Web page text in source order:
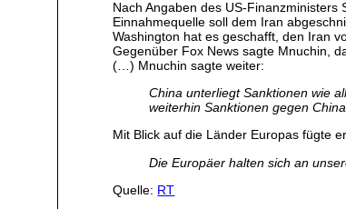
Nach Angaben des US-Finanzministers
Einnahmequelle soll dem Iran
Washington hat es geschafft, den Iran
Gegenüber Fox News sagte Mnuchin,
(…) Mnuchin sagte weiter:
China unterliegt Sanktionen wie
weiterhin Sanktionen gegen
Mit Blick auf die Länder Europas fügte
Die Europäer halten sich an
Quelle: RT